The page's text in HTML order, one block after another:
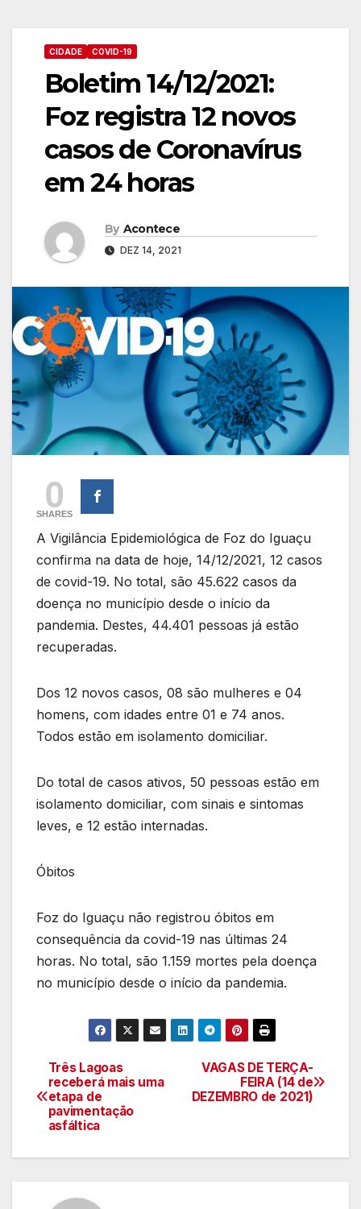
CIDADE COVID-19
Boletim 14/12/2021:
Foz registra 12 novos
casos de Coronavírus
em 24 horas
By Acontece
DEZ 14, 2021
0
SHARES
A Vigilância Epidemiológica de Foz do Iguaçu
confirma na data de hoje, 14/12/2021, 12 casos
de covid-19. No total, são 45.622 casos da
doença no município desde o início da
pandemia. Destes, 44.401 pessoas já estão
recuperadas.
Dos 12 novos casos, 08 são mulheres e 04
homens, com idades entre 01 e 74 anos.
Todos estão em isolamento domiciliar.
Do total de casos ativos, 50 pessoas estão em
isolamento domiciliar, com sinais e sintomas
leves, e 12 estão internadas.
Óbitos
Foz do Iguaçu não registrou óbitos em
consequência da covid-19 nas últimas 24
horas. No total, são 1.159 mortes pela doença
no município desde o início da pandemia.
Navegação
de
VAGAS DE TERÇA-
FEIRA (14 de
DEZEMBRO de 2021)
Três Lagoas
receberá mais uma
etapa de
pavimentação
asfáltica